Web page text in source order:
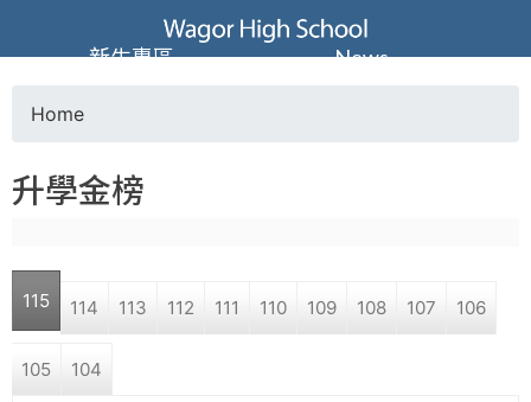
Jump to navigation
葳
格
高
中
學
o
u
a
r
Home
升學金榜
115 114 113 112 111 110 109 108 107 106
105 104
新生專區 News